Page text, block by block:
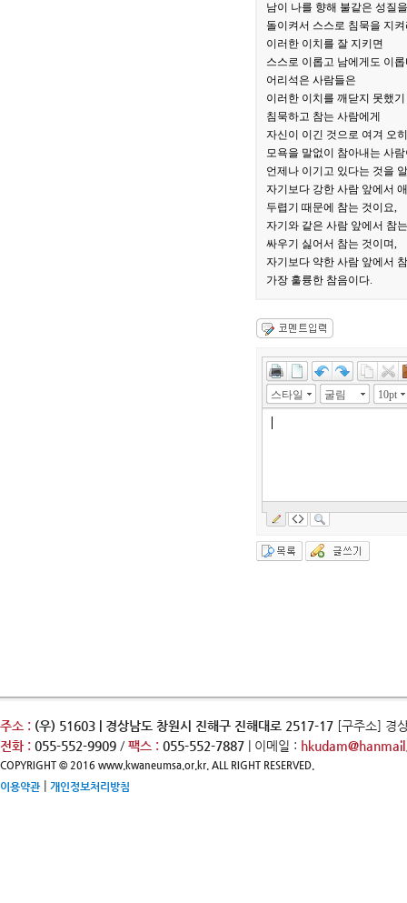
남이 나를 향해 불같은 성질
돌이켜서 스스로 침묵을 지
이러한 이치를 잘 지키면
스스로 이롭고 남에게도 이
어리석은 사람들은
이러한 이치를 깨닫지 못했
침묵하고 참는 사람에게
자신이 이긴 것으로 여겨 오
모욕을 말없이 참아내는 사
언제나 이기고 있다는 것을
자기보다 강한 사람 앞에서
두렵기 때문에 참는 것이요,
자기와 같은 사람 앞에서 참
싸우기 싫어서 참는 것이며,
자기보다 약한 사람 앞에서
가장 훌륭한 참음이다.
스타일 굴림 10pt
주소 : (우) 51603 | 경상남도 창원시 진해구 진해대로 2517-17 [구주소] 경
전화 : 055-552-9909 / 팩스 : 055-552-7887 | 이메일 :
COPYRIGHT © 2016 www.kwaneumsa.or.kr. ALL RIGHT RESERVED.
이용약관| 개인정보처리방침